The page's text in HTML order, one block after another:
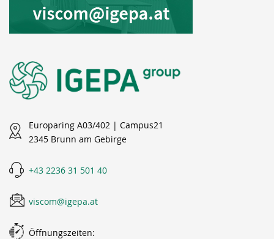
Europaring A03/402 | Campus21
2345 Brunn am Gebirge
+43 2236 31 501 40
viscom@igepa.at
Öffnungszeiten: